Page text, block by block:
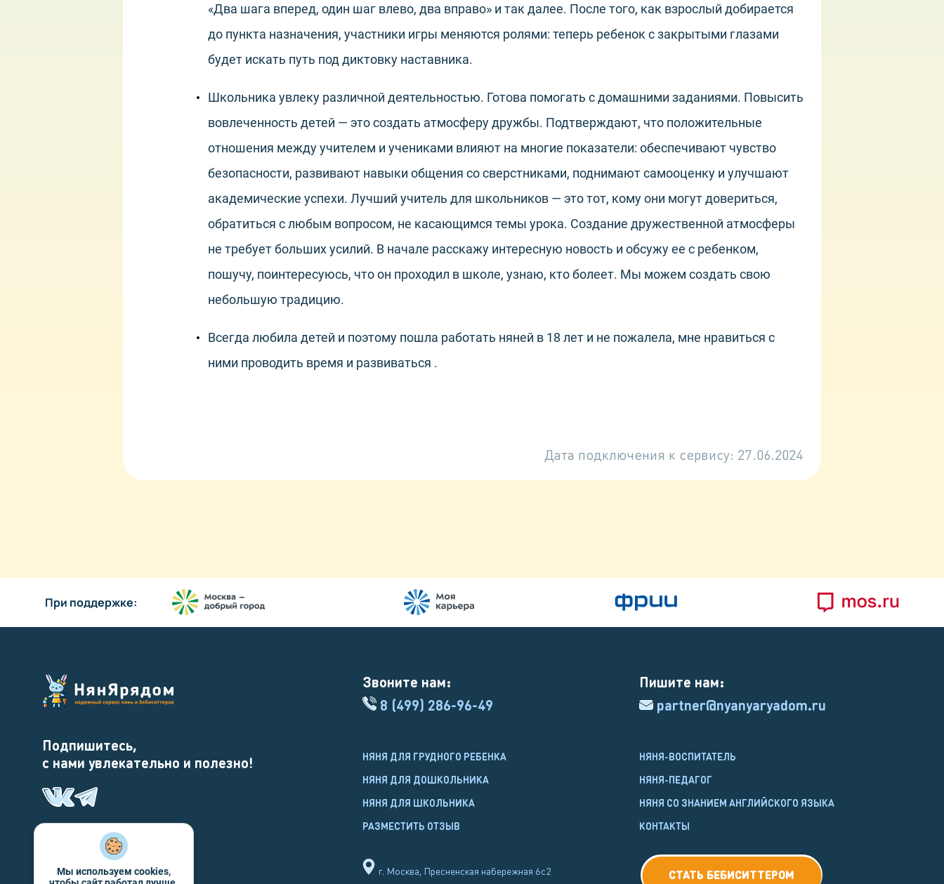
«Два шага вперед, один шаг влево, два вправо» и так далее. После того, как взрослый добирается
до пункта назначения, участники игры меняются ролями: теперь ребенок с закрытыми глазами
будет искать путь под диктовку наставника.
Школьника увлеку различной деятельностью. Готова помогать с домашними заданиями. Повысить
вовлеченность детей — это создать атмосферу дружбы. Подтверждают, что положительные
отношения между учителем и учениками влияют на многие показатели: обеспечивают чувство
безопасности, развивают навыки общения со сверстниками, поднимают самооценку и улучшают
академические успехи. Лучший учитель для школьников — это тот, кому они могут довериться,
обратиться с любым вопросом, не касающимся темы урока. Создание дружественной атмосферы
не требует больших усилий. В начале расскажу интересную новость и обсужу ее с ребенком,
пошучу, поинтересуюсь, что он проходил в школе, узнаю, кто болеет. Мы можем создать свою
небольшую традицию.
Всегда любила детей и поэтому пошла работать няней в 18 лет и не пожалела, мне нравиться с
ними проводить время и развиваться .
Дата подключения к сервису: 27.06.2024
При поддержке:
г. Москва, Пресненская набережная 6с2
Звоните нам:
8 (499) 286-96-49
НЯНЯ ДЛЯ ГРУДНОГО РЕБЕНКА
НЯНЯ ДЛЯ ДОШКОЛЬНИКА
НЯНЯ ДЛЯ ШКОЛЬНИКА
РАЗМЕСТИТЬ ОТЗЫВ
Пишите нам:
partner@nyanyaryadom.ru
НЯНЯ-ВОСПИТАТЕЛЬ
НЯНЯ-ПЕДАГОГ
НЯНЯ СО ЗНАНИЕМ АНГЛИЙСКОГО ЯЗЫКА
КОНТАКТЫ
Подпишитесь,
с нами увлекательно и полезно!
СТАТЬ БЕБИСИТТЕРОМ
Мы используем cookies,